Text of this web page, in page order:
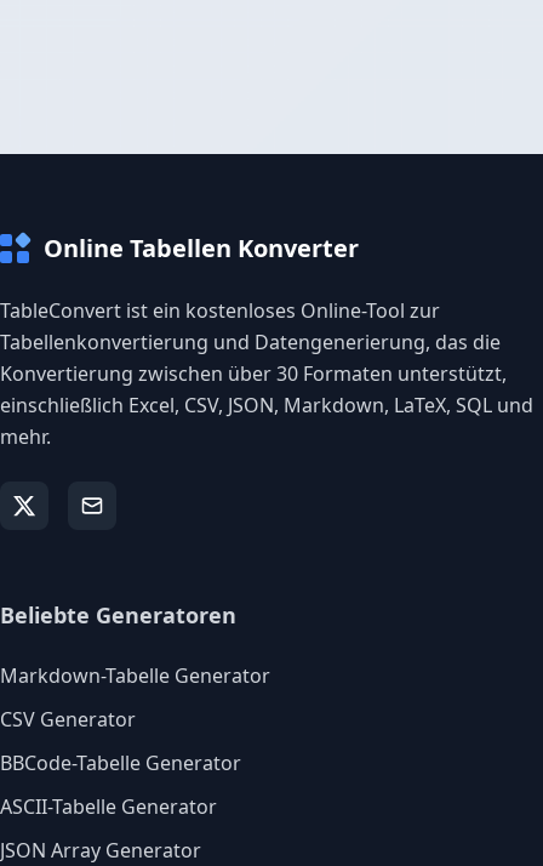
Online Tabellen Konverter
TableConvert ist ein kostenloses Online-Tool zur
Tabellenkonvertierung und Datengenerierung, das die
Konvertierung zwischen über 30 Formaten unterstützt,
einschließlich Excel, CSV, JSON, Markdown, LaTeX, SQL und
mehr.
Beliebte Generatoren
Markdown-Tabelle Generator
CSV Generator
BBCode-Tabelle Generator
ASCII-Tabelle Generator
JSON Array Generator